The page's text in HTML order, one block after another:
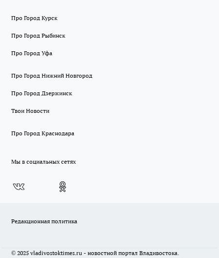
Про Город Курск
Про Город Рыбинск
Про Город Уфа
Про Город Нижний Новгород
Про Город Дзержинск
Твои Новости
Про Город Краснодара
Мы в социальных сетях
Редакционная политика
© 2025 vladivostoktimes.ru - новостной портал Владивостока.